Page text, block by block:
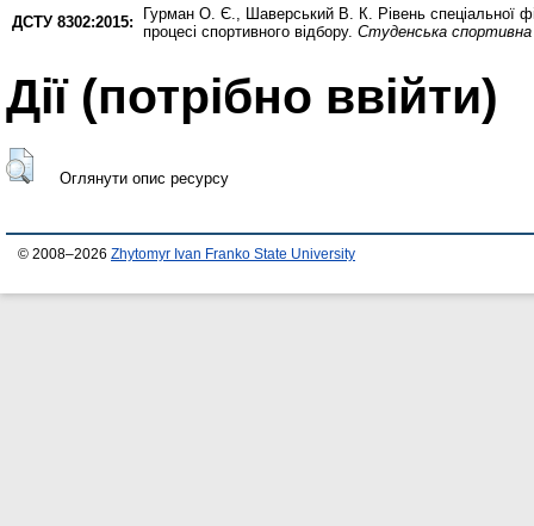
ДСТУ 8302:2015:
Гурман О. Є. Шаверський В. К.
Рівень спеціальної
процесі спортивного відбору. Студенська спортивна
Дії ​​(потрібно ввійти)
Оглянути опис ресурсу
© 2008–2026 Zhytomyr Ivan Franko State University